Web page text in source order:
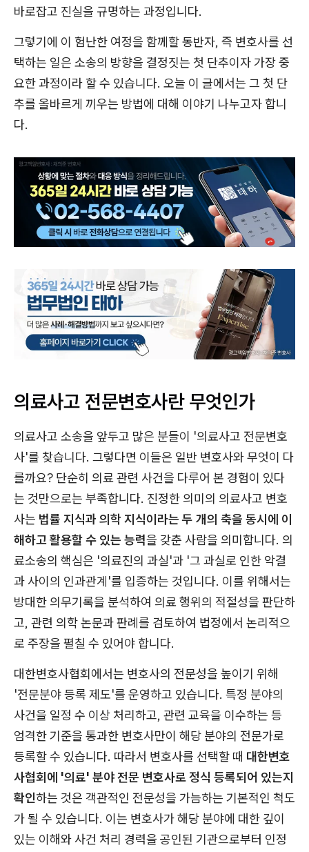
바로잡고 진실을 규명하는 과정입니다.
그렇기에 이 험난한 여정을 함께할 동반자, 즉 변호사를 선
택하는 일은 소송의 방향을 결정짓는 첫 단추이자 가장 중
요한 과정이라 할 수 있습니다. 오늘 이 글에서는 그 첫 단
추를 올바르게 끼우는 방법에 대해 이야기 나누고자 합니
다.
의료사고 전문변호사란 무엇인가
의료사고 소송을 앞두고 많은 분들이 '의료사고 전문변호
사'를 찾습니다. 그렇다면 이들은 일반 변호사와 무엇이 다
를까요? 단순히 의료 관련 사건을 다루어 본 경험이 있다
는 것만으로는 부족합니다. 진정한 의미의 의료사고 변호
사는 법률 지식과 의학 지식이라는 두 개의 축을 동시에 이
해하고 활용할 수 있는 능력을 갖춘 사람을 의미합니다. 의
료소송의 핵심은 '의료진의 과실'과 '그 과실로 인한 악결
과 사이의 인과관계'를 입증하는 것입니다. 이를 위해서는
방대한 의무기록을 분석하여 의료 행위의 적절성을 판단하
고, 관련 의학 논문과 판례를 검토하여 법정에서 논리적으
로 주장을 펼칠 수 있어야 합니다.
대한변호사협회에서는 변호사의 전문성을 높이기 위해
'전문분야 등록 제도'를 운영하고 있습니다. 특정 분야의
사건을 일정 수 이상 처리하고, 관련 교육을 이수하는 등
엄격한 기준을 통과한 변호사만이 해당 분야의 전문가로
등록할 수 있습니다. 따라서 변호사를 선택할 때 대한변호
사협회에 '의료' 분야 전문 변호사로 정식 등록되어 있는지
확인하는 것은 객관적인 전문성을 가늠하는 기본적인 척도
가 될 수 있습니다. 이는 변호사가 해당 분야에 대한 깊이
있는 이해와 사건 처리 경력을 공인된 기관으로부터 인정